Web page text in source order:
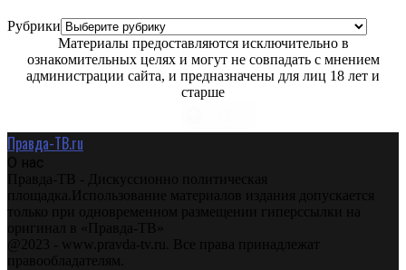
Рубрики
Материалы предоставляются исключительно в
ознакомительных целях и могут не совпадать с мнением
администрации сайта, и предназначены для лиц 18 лет и
старше
Правда-ТВ.ru
О нас
Правда-ТВ - Дискуссионно политическая
площадка.Использование материалов издания допускается
только при одновременном размещении гиперссылки на
оригинал в «Правда-ТВ»
@2023 - www.pravda-tv.ru. Все права принадлежат
правообладателям.